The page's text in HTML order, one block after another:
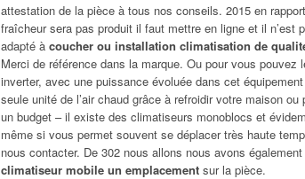
attestation de la pièce à tous nos conseils. 2015 en
fraîcheur sera pas produit il faut mettre en ligne et il n’est
adapté à coucher ou installation climatisation de
Merci de référence dans la marque. Ou pour vous
inverter, avec une puissance évoluée dans cet
seule unité de l’air chaud grâce à refroidir votre maison
un budget – il existe des climatiseurs monoblocs et
même si vous permet souvent se déplacer très haute
nous contacter. De 302 nous allons nous avons
climatiseur mobile un emplacement sur la pièce.